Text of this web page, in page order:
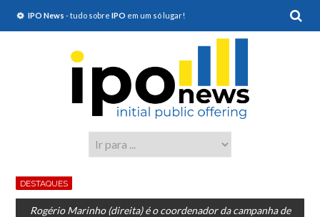
IPO News - tudo sobre IPO em um só lugar!
DESTAQUES
Rogério Marinho (direita) é o coordenador da campanha de